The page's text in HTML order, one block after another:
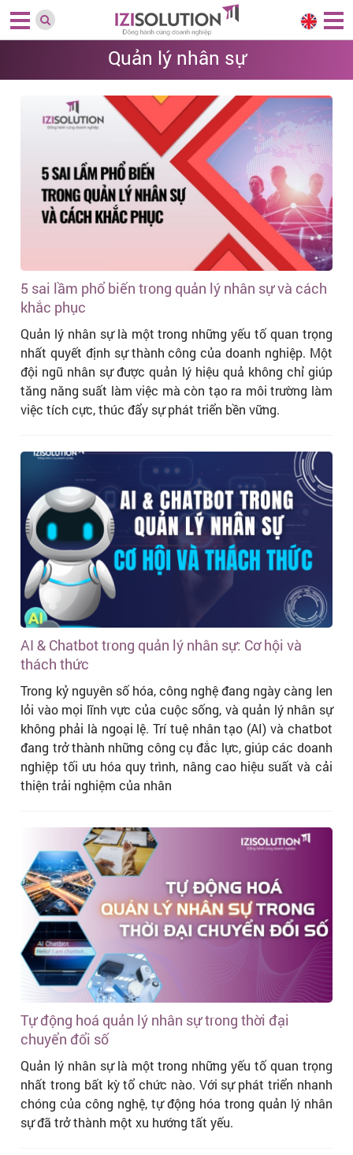
Quản lý nhân sự
5 sai lầm phổ biến trong quản lý nhân sự và cách
khắc phục
Quản lý nhân sự là một trong những yếu tố quan trọng
nhất quyết định sự thành công của doanh nghiệp. Một
đội ngũ nhân sự được quản lý hiệu quả không chỉ giúp
tăng năng suất làm việc mà còn tạo ra môi trường làm
việc tích cực, thúc đẩy sự phát triển bền vững.
AI & Chatbot trong quản lý nhân sự: Cơ hội và
thách thức
Trong kỷ nguyên số hóa, công nghệ đang ngày càng len
lỏi vào mọi lĩnh vực của cuộc sống, và quản lý nhân sự
không phải là ngoại lệ. Trí tuệ nhân tạo (AI) và chatbot
đang trở thành những công cụ đắc lực, giúp các doanh
nghiệp tối ưu hóa quy trình, nâng cao hiệu suất và cải
thiện trải nghiệm của nhân
Tự động hoá quản lý nhân sự trong thời đại
chuyển đổi số
Quản lý nhân sự là một trong những yếu tố quan trọng
nhất trong bất kỳ tổ chức nào. Với sự phát triển nhanh
chóng của công nghệ, tự động hóa trong quản lý nhân
sự đã trở thành một xu hướng tất yếu.